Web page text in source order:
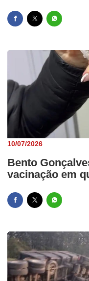
10/07/2026
Bento
vacinação em